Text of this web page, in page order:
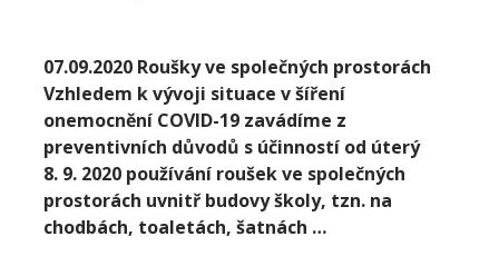
07.09.2020 Roušky ve společných prostorách
Vzhledem k vývoji situace v šíření
onemocnění COVID-19 zavádíme z
preventivních důvodů s účinností od úterý
8. 9. 2020 používání roušek ve společných
prostorách uvnitř budovy školy, tzn. na
chodbách, toaletách, šatnách …